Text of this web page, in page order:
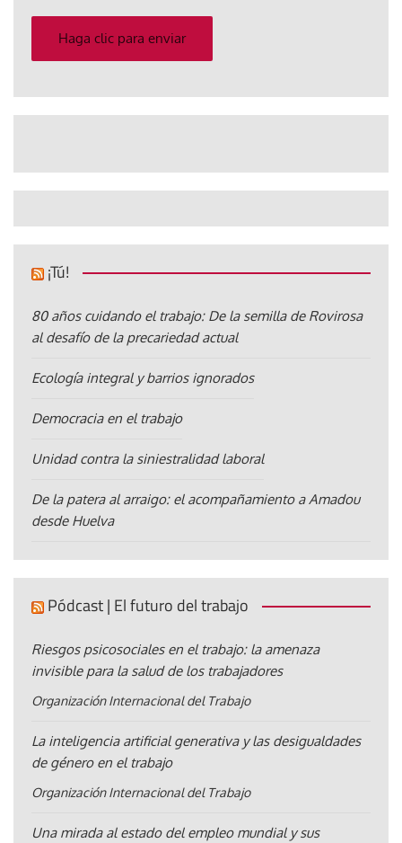
electrónico
Haga clic para enviar
¡Tú!
80 años cuidando el trabajo: De la semilla de Rovirosa
al desafío de la precariedad actual
Ecología integral y barrios ignorados
Democracia en el trabajo
Unidad contra la siniestralidad laboral
De la patera al arraigo: el acompañamiento a Amadou
desde Huelva
Pódcast | El futuro del trabajo
Riesgos psicosociales en el trabajo: la amenaza
invisible para la salud de los trabajadores
Organización Internacional del Trabajo
La inteligencia artificial generativa y las desigualdades
de género en el trabajo
Organización Internacional del Trabajo
Una mirada al estado del empleo mundial y sus